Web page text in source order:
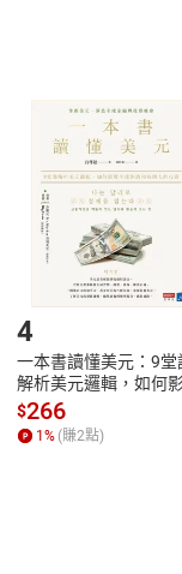
或一種簡單運動
式，同時藉由穴
問題的發生
說，中西醫相輔
的調理節奏
的養生節奏，培
有形媒介提供之
點選「瀏覽訂單明細
貨。
付款方式
Payment
號，下載書籍後
4
一本書讀懂美元：9堂
解析美元邏輯，如何影
全球經濟和每個人的投
【電子書】
$266
1% (賺2點)